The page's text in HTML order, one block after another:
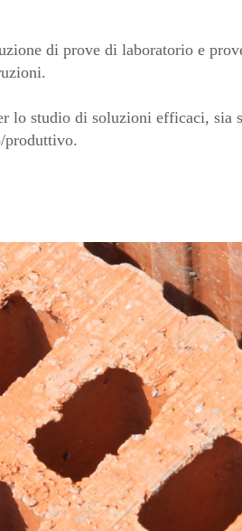
di prove di laboratorio e
lo studio di soluzioni efficaci, sia
produttivo.